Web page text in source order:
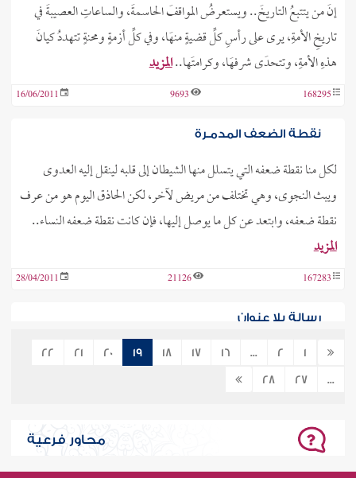
إنَ من يتتبعُ التاريخَ.. ويستعرضُ المواقفَ الحاسمةَ، والساعاتِ العصيبةَ في
تاريخِ الأمةِ، يرى على رأسِ كلِّ قضيةٍ منهَا، وفي كلِّ أزمةٍ ومحنةٍ تتهددُ كيانَ
هذهِ الأمةِ، وتتحدَى شرفهَا، وكرامتَها..المزيد
168295
9693
16/06/2011
نقطة الضعف المدمـرة
لكل منا نقطة ضعفه التي يتسلل منها الشيطان إلى قلبه لينقل إليه العدوى
ويبث النجوى، وهي تختلف من مريض لآخر، لكن الحاذق اليوم هو من عرف
نقطة ضعفه، وابتعد عن كل ما يوصل إليها، فإن كانت نقطة ضعفه النساء..
المزيد
167283
21126
28/04/2011
رسالة بلا عنوان
تحدث (تركي) قائلاً: (استدنت من رجل مبلغ مائتي ألف ريال من أجل إتمام
أحد المشاريع وبعد انتهاء المدة المحددة لإعادة المبلغ حضر الرجل للمطالبة
165609
14/04/2011
1
2
...
16
17
18
19
20
21
22
...
27
28
محاور فرعية